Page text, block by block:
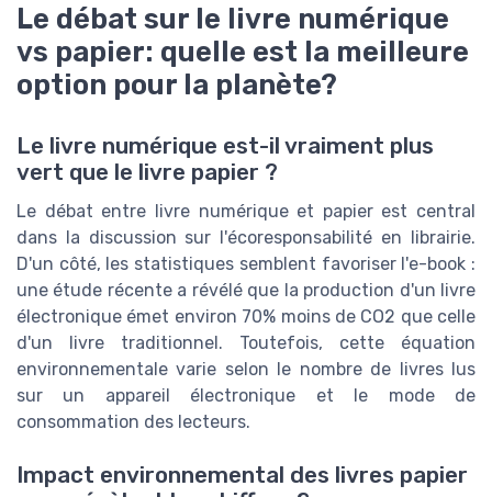
Le débat sur le livre numérique
vs papier: quelle est la meilleure
option pour la planète?
Le livre numérique est-il vraiment plus
vert que le livre papier ?
Le débat entre livre numérique et papier est central
dans la discussion sur l'écoresponsabilité en librairie.
D'un côté, les statistiques semblent favoriser l'e-book :
une étude récente a révélé que la production d'un livre
électronique émet environ 70% moins de CO2 que celle
d'un livre traditionnel. Toutefois, cette équation
environnementale varie selon le nombre de livres lus
sur un appareil électronique et le mode de
consommation des lecteurs.
Impact environnemental des livres papier